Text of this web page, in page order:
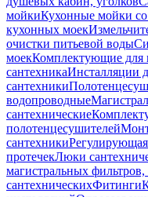
мойкиКухонные мойки со
кухонных моек
очистки питьевой воды
моекКомплектующие для
сантехникаИнсталляции
сантехники
водопроводные
сантехнические
полотенцесушителей
сантехники
протечекЛюки
магистральных фильтров,
сантехническихФитинги